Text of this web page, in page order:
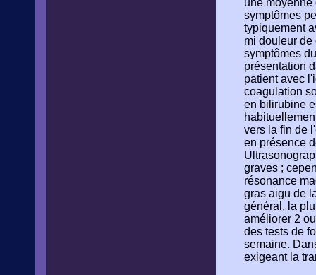
une
symptômes
typiquement
mi douleur de
symptômes
présentation
patient avec
coagulation
en bilirubine
vers la fin de
en présence
graves ;
résonance
gras aigu de
général, la
améliorer 2
des tests de
semaine.
exigeant la